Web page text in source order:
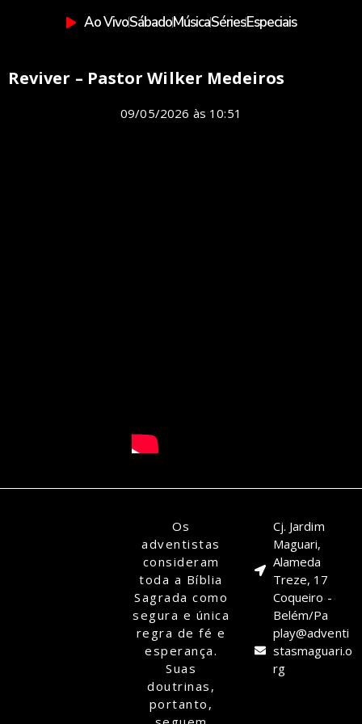
Ao VivoSábadoMúsicaSériesEspeciais
Reviver – Pastor Wilker Medeiros
09/05/2026 às 10:51
Os
adventistas
consideram
toda a Bíblia
Sagrada como
segura e única
regra de fé e
esperança.
Suas
doutrinas,
portanto,
Cj. Jardim
Maguari,
Alameda
Treze, 17
Coqueiro -
Belém/Pa
play@adventi
stasmaguari.o
rg